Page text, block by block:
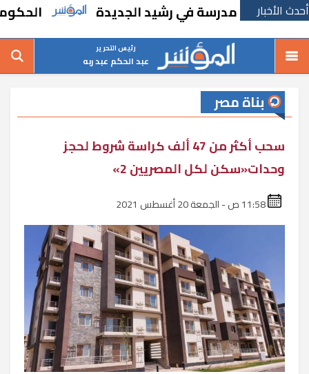
أحدث الأخبار
مدرسة في رشيد الجديدة الحكومة تقر
رئيس التحرير
عبد الحكم عبد ربه
بناة مصر
سحب أكثر من 47 ألف كراسة شروط لحجز
وحدات«سكن لكل المصريين 2»